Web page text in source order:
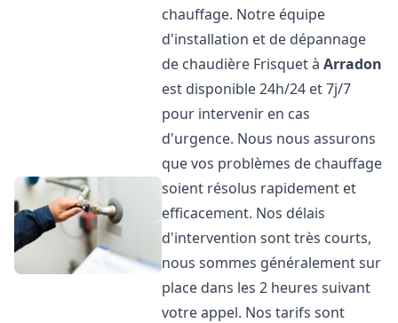
chauffage. Notre équipe
d'installation et de dépannage
de chaudière Frisquet àArradon
est disponible 24h/24 et 7j/7
pour intervenir en cas
d'urgence. Nous nous assurons
que vos problèmes de chauffage
soient résolus rapidement et
efficacement. Nos délais
d'intervention sont très courts,
nous sommes généralement sur
place dans les 2 heures suivant
votre appel. Nos tarifs sont